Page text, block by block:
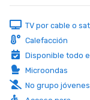
TV por cable o
Calefacción
Disponible todo
Microondas
No grupo jóvenes